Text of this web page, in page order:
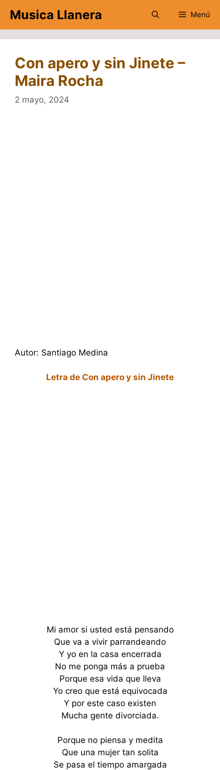
contenido
Musica Llanera Menú
Con apero y sin Jinete –
Maira Rocha
2 mayo, 2024
Autor: Santiago Medina
Letra de Con apero y sin Jinete
Mi amor si usted está pensando
Que va a vivir parrandeando
Y yo en la casa encerrada
No me ponga más a prueba
Porque esa vida que lleva
Yo creo que está equivocada
Y por este caso existen
Mucha gente divorciada.
Porque no piensa y medita
Que una mujer tan solita
Se pasa el tiempo amargada